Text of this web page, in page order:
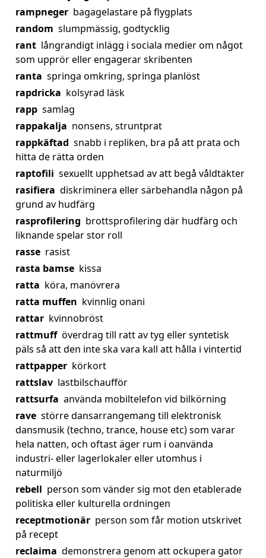
rampneger bagagelastare på flygplats
random slumpmässig, godtycklig
rant långrandigt inlägg i sociala medier om något
som upprör eller engagerar skribenten
ranta springa omkring, springa planlöst
rapdricka kolsyrad läsk
rapp samlag
rappakalja nonsens, struntprat
rappkäftad snabb i repliken, bra på att prata och
hitta de rätta orden
raptofili sexuellt upphetsad av att begå våldtäkter
rasifiera diskriminera eller särbehandla någon på
grund av hudfärg
rasprofilering brottsprofilering där hudfärg och
liknande spelar stor roll
rasse rasist
rasta bamse kissa
ratta köra, manövrera
ratta muffen kvinnlig onani
rattar kvinnobröst
rattmuff överdrag till ratt av tyg eller syntetisk
päls så att den inte ska vara kall att hålla i vintertid
rattpapper körkort
rattslav lastbilschaufför
rattsurfa använda mobiltelefon vid bilkörning
rave större dansarrangemang till elektronisk
dansmusik (techno, trance, house etc) som varar
hela natten, och oftast äger rum i oanvända
industri- eller lagerlokaler eller utomhus i
naturmiljö
rebell person som vänder sig mot den etablerade
politiska eller kulturella ordningen
receptmotionär person som får motion utskrivet
på recept
reclaima demonstrera genom att ockupera gator